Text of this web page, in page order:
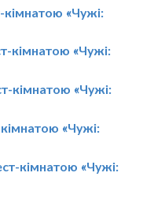
кімнатою «Чужі:
кімнатою «Чужі:
кімнатою «Чужі:
«Чужі:
кімнатою «Чужі: